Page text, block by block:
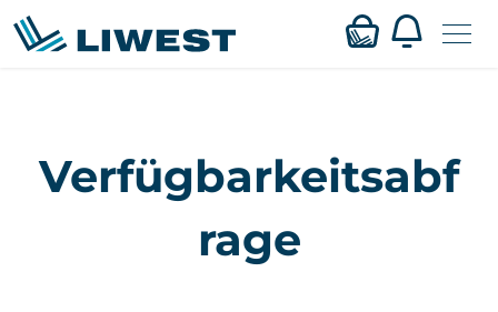
springen
Webmail
Verfügbarkeitsabf
rage